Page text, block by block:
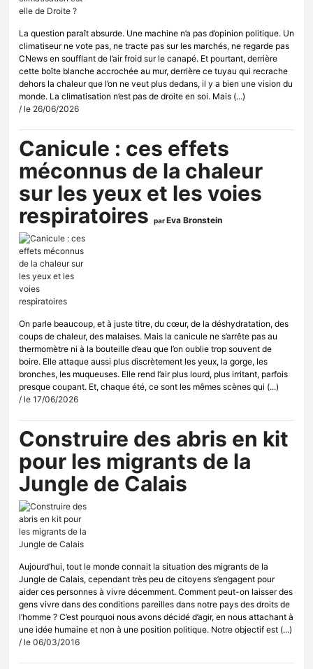
La question paraît absurde. Une machine n’a pas d’opinion politique. Un
climatiseur ne vote pas, ne tracte pas sur les marchés, ne regarde pas
CNews en soufflant de l’air froid sur le canapé. Et pourtant, derrière
cette boîte blanche accrochée au mur, derrière ce tuyau qui recrache
dehors la chaleur que l’on ne veut plus dedans, il y a bien une vision du
monde. La climatisation n’est pas de droite en soi. Mais (...)
/ le 26/06/2026
Canicule : ces effets
méconnus de la chaleur
sur les yeux et les voies
respiratoires
parEva Bronstein
On parle beaucoup, et à juste titre, du cœur, de la déshydratation, des
coups de chaleur, des malaises. Mais la canicule ne s’arrête pas au
thermomètre ni à la bouteille d’eau que l’on oublie trop souvent de
boire. Elle attaque aussi plus discrètement les yeux, la gorge, les
bronches, les muqueuses. Elle rend l’air plus lourd, plus irritant, parfois
presque coupant. Et, chaque été, ce sont les mêmes scènes qui (...)
/ le 17/06/2026
Construire des abris en kit
pour les migrants de la
Jungle de Calais
Aujourd’hui, tout le monde connait la situation des migrants de la
Jungle de Calais, cependant très peu de citoyens s’engagent pour
aider ces personnes à vivre décemment. Comment peut-on laisser des
gens vivre dans des conditions pareilles dans notre pays des droits de
l’homme ? C’est pourquoi nous avons décidé d’agir, en nous attachant à
une idée humaine et non à une position politique. Notre objectif est (...)
/ le 06/03/2016